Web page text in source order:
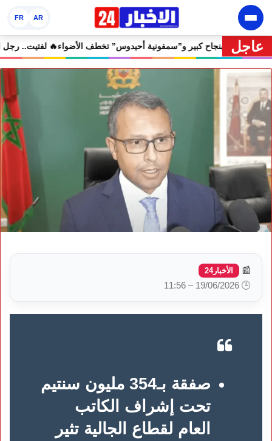
AR
FR
عاجل
إفران الدولي يختتم دورته الثامنة بنجاح كبير و”سمفونية أحيدوس” تخطف
📰 الأخبار24
🕒 19/06/2026 – 11:56
صفقة بـ354 مليون سنتيم
تحت إشراف الكاتب
العام لقطاع الجالية تثير